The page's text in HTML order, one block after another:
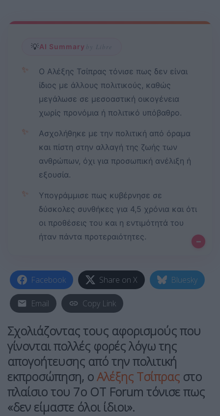
💡AI Summary by Libre
✨
Ο Αλέξης Τσίπρας τόνισε πως δεν είναι
ίδιος με άλλους πολιτικούς, καθώς
μεγάλωσε σε μεσοαστική οικογένεια
χωρίς προνόμια ή πολιτικό υπόβαθρο.
✨
Ασχολήθηκε με την πολιτική από όραμα
και πίστη στην αλλαγή της ζωής των
ανθρώπων, όχι για προσωπική ανέλιξη ή
εξουσία.
✨
Υπογράμμισε πως κυβέρνησε σε
δύσκολες συνθήκες για 4,5 χρόνια και ότι
οι προθέσεις του και η εντιμότητά του
ήταν πάντα προτεραιότητες.
–
Facebook Share on X Bluesky
Email Copy Link
Σχολιάζοντας τους αφορισμούς που
γίνονται πολλές φορές λόγω της
απογοήτευσης από την πολιτική
εκπροσώπηση, οΑλέξης Τσίπρας στο
πλαίσιο του 7ο OT Forum τόνισε πως
«δεν είμαστε όλοι ίδιοι».